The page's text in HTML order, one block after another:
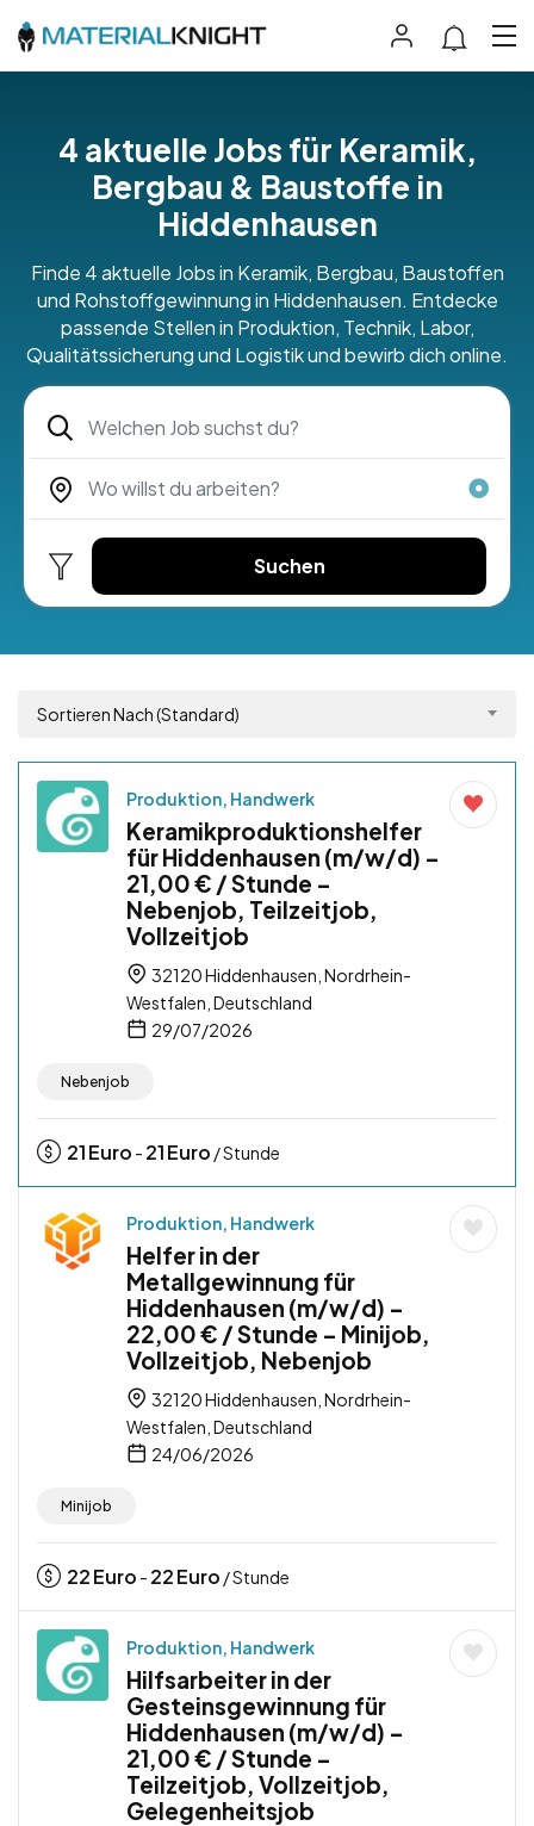
4 aktuelle Jobs für Keramik,
Bergbau & Baustoffe in
Hiddenhausen
Finde 4 aktuelle Jobs in Keramik, Bergbau, Baustoffen
und Rohstoffgewinnung in Hiddenhausen. Entdecke
passende Stellen in Produktion, Technik, Labor,
Qualitätssicherung und Logistik und bewirb dich online.
Suchen
Sortieren Nach (Standard)
Produktion, Handwerk
Keramikproduktionshelfer
für Hiddenhausen (m/w/d) –
21,00 € / Stunde –
Nebenjob, Teilzeitjob,
Vollzeitjob
32120 Hiddenhausen, Nordrhein-
Westfalen, Deutschland
29/07/2026
Nebenjob
21Euro - 21Euro / Stunde
Produktion, Handwerk
Helfer in der
Metallgewinnung für
Hiddenhausen (m/w/d) –
22,00 € / Stunde – Minijob,
Vollzeitjob, Nebenjob
32120 Hiddenhausen, Nordrhein-
Westfalen, Deutschland
24/06/2026
Minijob
22Euro - 22Euro / Stunde
Produktion, Handwerk
Hilfsarbeiter in der
Gesteinsgewinnung für
Hiddenhausen (m/w/d) –
21,00 € / Stunde –
Teilzeitjob, Vollzeitjob,
Gelegenheitsjob